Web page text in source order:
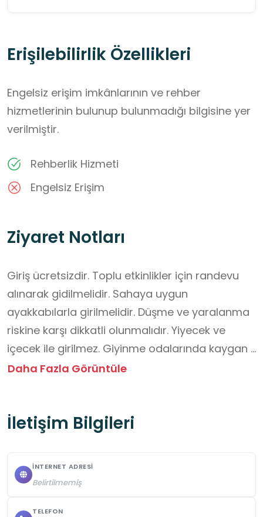
Erişilebilirlik Özellikleri
Engelsiz erişim imkânlarının ve rehber
hizmetlerinin bulunup bulunmadığı bilgisine yer
verilmiştir.
Rehberlik Hizmeti
Engelsiz Erişim
Ziyaret Notları
Giriş ücretsizdir. Toplu etkinlikler için randevu
alınarak gidilmelidir. Sahaya uygun
ayakkabılarla girilmelidir. Düşme ve yaralanma
riskine karşı dikkatli olunmalıdır. Yiyecek ve
içecek ile girilmez. Giyinme odalarında kaygan
zeminlerde bulunan uyarı levhaları dikkate
düzene özen gösterilmelidir.
Daha Fazla Görüntüle
İletişim Bilgileri
İNTERNET ADRESI
Belirtilmemiş
TELEFON